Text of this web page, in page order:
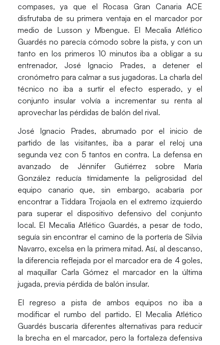
compases, ya que el Rocasa Gran Canaria ACE
disfrutaba de su primera ventaja en el marcador por
medio de Lusson y Mbengue. El Mecalia Atlético
Guardés no parecía cómodo sobre la pista, y con un
tanto en los primeros 10 minutos iba a obligar a su
entrenador, José Ignacio Prades, a detener el
cronómetro para calmar a sus jugadoras. La charla del
técnico no iba a surtir el efecto esperado, y el
conjunto insular volvía a incrementar su renta al
aprovechar las pérdidas de balón del rival.
José Ignacio Prades, abrumado por el inicio de
partido de las visitantes, iba a parar el reloj una
segunda vez con 5 tantos en contra. La defensa en
avanzado de Jénnifer Gutiérrez sobre María
González reducía tímidamente la peligrosidad del
equipo canario que, sin embargo, acabaría por
encontrar aTiddara Trojaola en el extremo izquierdo
para superar el dispositivo defensivo del conjunto
local. El Mecalia Atlético Guardés, a pesar de todo,
seguía sin encontrar el camino de la portería de Silvia
Navarro, excelsa en la primera mitad. Así, al descanso,
la diferencia reflejada por el marcador era de 4 goles,
al maquillar Carla Gómez el marcador en la última
jugada, previa pérdida de balón insular.
El regreso a pista de ambos equipos no iba a
modificar el rumbo del partido. El Mecalia Atlético
Guardés buscaría diferentes alternativas para reducir
la brecha en el marcador, pero la fortaleza defensiva